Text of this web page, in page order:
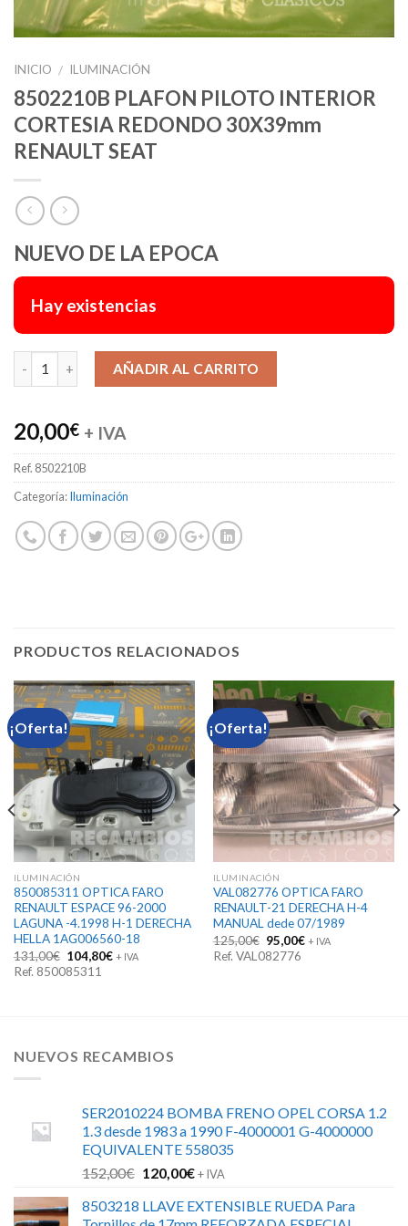
INICIO / ILUMINACIÓN
8502210B PLAFON PILOTO INTERIOR
CORTESIA REDONDO 30X39mm
RENAULT SEAT
NUEVO DE LA EPOCA
Hay existencias
AÑADIR AL CARRITO
20,00€ + IVA
Ref. 8502210B
Categoría:Iluminación
PRODUCTOS RELACIONADOS
¡Oferta!
ILUMINACIÓN
850085311 OPTICA FARO
RENAULT ESPACE 96-2000
LAGUNA -4.1998 H-1 DERECHA
HELLA 1AG006560-18
131,00€ El
precio
original
104,80€El+ IVA
Ref. 850085311
¡Oferta!
ILUMINACIÓN
VAL082776 OPTICA FARO
RENAULT-21 DERECHA H-4
MANUAL dede 07/1989
125,00€ El
precio
original
95,00€El+ IVA
Ref. VAL082776
NUEVOS RECAMBIOS
SER2010224 BOMBA FRENO OPEL CORSA 1.2
1.3 desde 1983 a 1990 F-4000001 G-4000000
EQUIVALENTE 558035
152,00€ El
original
120,00€El
actual
+ IVA
8503218 LLAVE EXTENSIBLE RUEDA Para